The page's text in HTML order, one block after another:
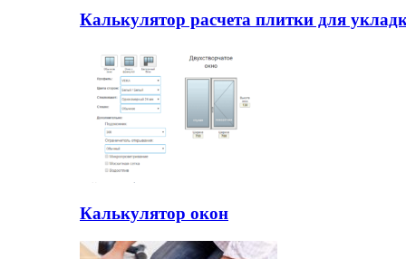
Калькулятор расчета плитки для
Калькулятор окон